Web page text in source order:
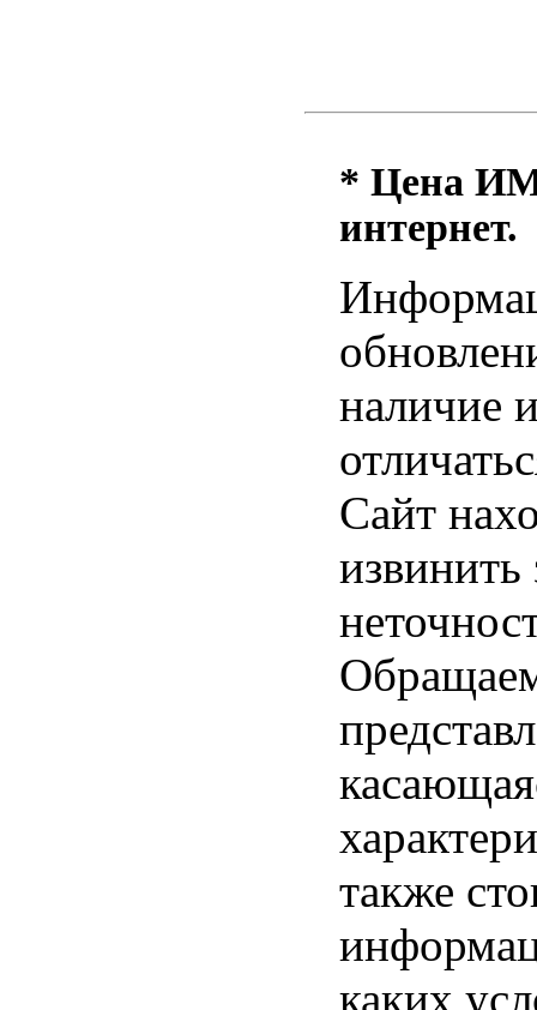
* Цена ИМ
интернет.
наличие
Сайт
также
каких